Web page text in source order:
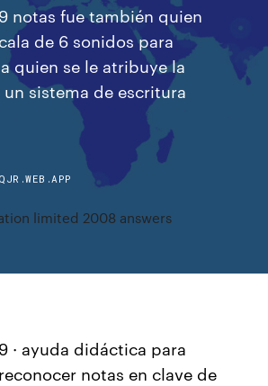
notas fue también quien
de 6 sonidos para
quien se le atribuye la
sistema de escritura
limited 2008 answers
· ayuda didáctica para
notas en clave de